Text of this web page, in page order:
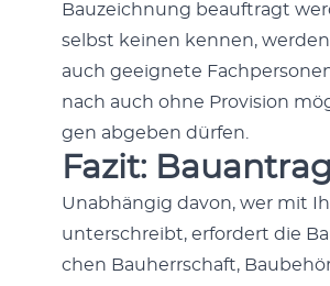
Bauze­ich­nung beauf­tragt
selb­st keinen ken­nen,
auch geeignete
nach auch ohne Pro­vi­sion
gen abgeben dür­fen.
Fazit:
Unab­hängig davon, wer mit
unter­schreibt, erfordert die
chen Bauherrschaft,